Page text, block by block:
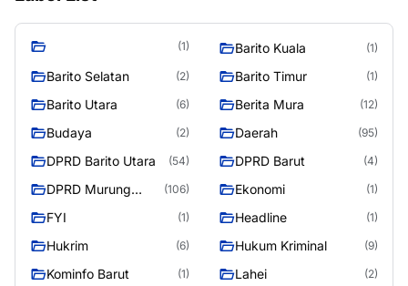
(1) Barito Kuala (1)
Barito Selatan (2) Barito Timur (1)
Barito Utara (6) Berita Mura (12)
Budaya (2) Daerah (95)
DPRD Barito Utara (54) DPRD Barut (4)
DPRD Murung
(106) Ekonomi (1)
FYI (1) Headline (1)
Hukrim (6) Hukum Kriminal (9)
Kominfo Barut (1) Lahei (2)